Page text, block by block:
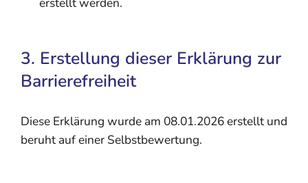
3. Erstellung dieser Erklärung zur
Barrierefreiheit
Diese Erklärung wurde am 08.01.2026 erstellt und
beruht auf einer Selbstbewertung.